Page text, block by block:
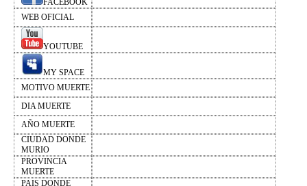
FACEBOOK
WEB OFICIAL
YOUTUBE
MY SPACE
MOTIVO MUERTE
DIA MUERTE
AÑO MUERTE
CIUDAD DONDE
MURIO
PROVINCIA
MUERTE
PAIS DONDE